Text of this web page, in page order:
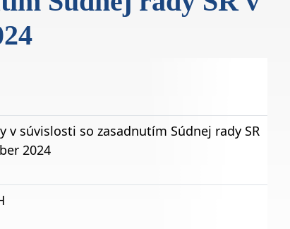
v súvislosti so zasadnutím Súdnej rady SR
2024